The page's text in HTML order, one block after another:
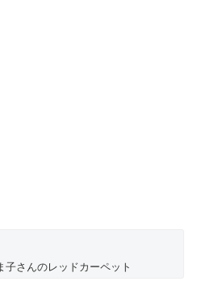
子さんのレッドカーペット